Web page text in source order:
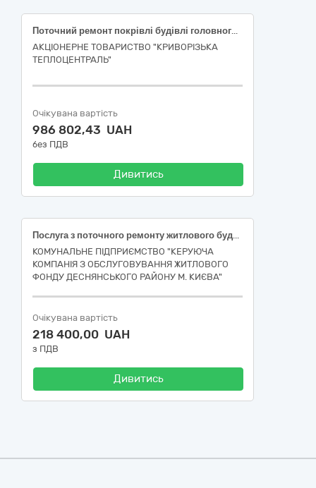
Поточний ремонт покрівлі будівлі головного розподільчого пристрою 6кВ,Електричний цех АТ «КТЦ» за адресою: Дніпропетровська обл., 50014, м. Кривий Ріг, вул. ***
АКЦІОНЕРНЕ ТОВАРИСТВО "КРИВОРІЗЬКА
ТЕПЛОЦЕНТРАЛЬ"
Очікувана вартість
986 802,43 UAH
без ПДВ
Дивитись
Послуга з поточного ремонту житлового будинку (об’єкту) за адресою: вулиця Сержа Лифаря, 5, покрівельні роботи, у Деснянському районі м. Києва, за ДК 021:2015 (CPV): 45260000-7 Покрівельні роботи та інші спеціалізовані будівельні роботи.
КОМУНАЛЬНЕ ПІДПРИЄМСТВО "КЕРУЮЧА
КОМПАНІЯ З ОБСЛУГОВУВАННЯ ЖИТЛОВОГО
ФОНДУ ДЕСНЯНСЬКОГО РАЙОНУ М. КИЄВА"
Очікувана вартість
218 400,00 UAH
з ПДВ
Дивитись